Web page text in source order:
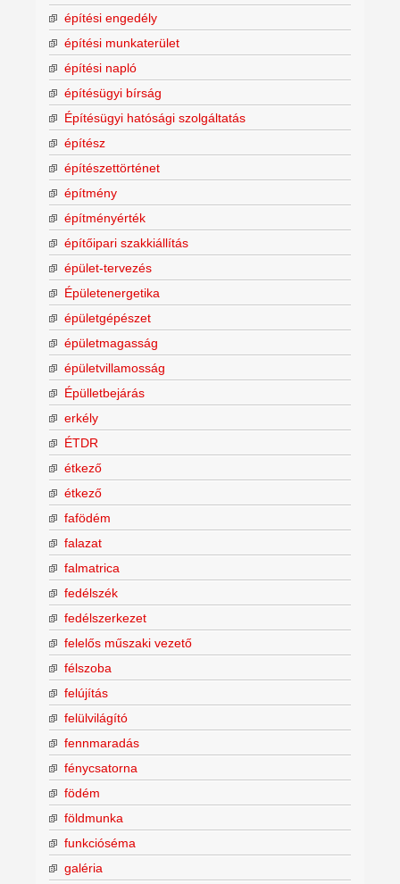
építési engedély
építési munkaterület
építési napló
építésügyi bírság
Építésügyi hatósági szolgáltatás
építész
építészettörténet
építmény
építményérték
építőipari szakkiállítás
épület-tervezés
Épületenergetika
épületgépészet
épületmagasság
épületvillamosság
Épülletbejárás
erkély
ÉTDR
étkező
étkező
fafödém
falazat
falmatrica
fedélszék
fedélszerkezet
felelős műszaki vezető
félszoba
felújítás
felülvilágító
fennmaradás
fénycsatorna
födém
földmunka
funkcióséma
galéria